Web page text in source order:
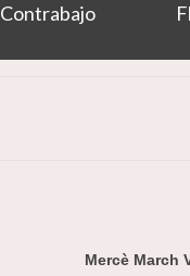
Contrabajo
Mercè March